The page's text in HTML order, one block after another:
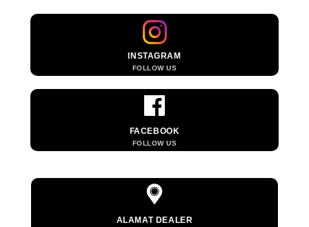
INSTAGRAM
FOLLOW US
FACEBOOK
FOLLOW US
ALAMAT DEALER